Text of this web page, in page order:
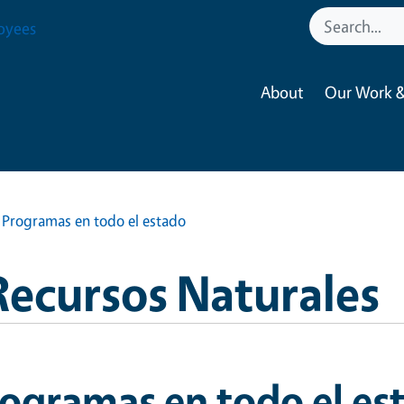
About Our Work
Programas en todo el estado
Naturales